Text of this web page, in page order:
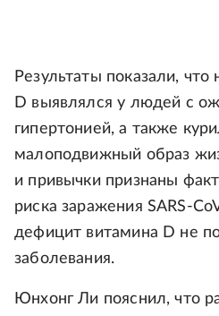
Результаты показали, что
D выявлялся у людей с
гипертонией, а также
малоподвижный образ
и привычки признаны
риска заражения SARS-
дефицит витамина D не
заболевания.
Юнхонг Ли пояснил, что